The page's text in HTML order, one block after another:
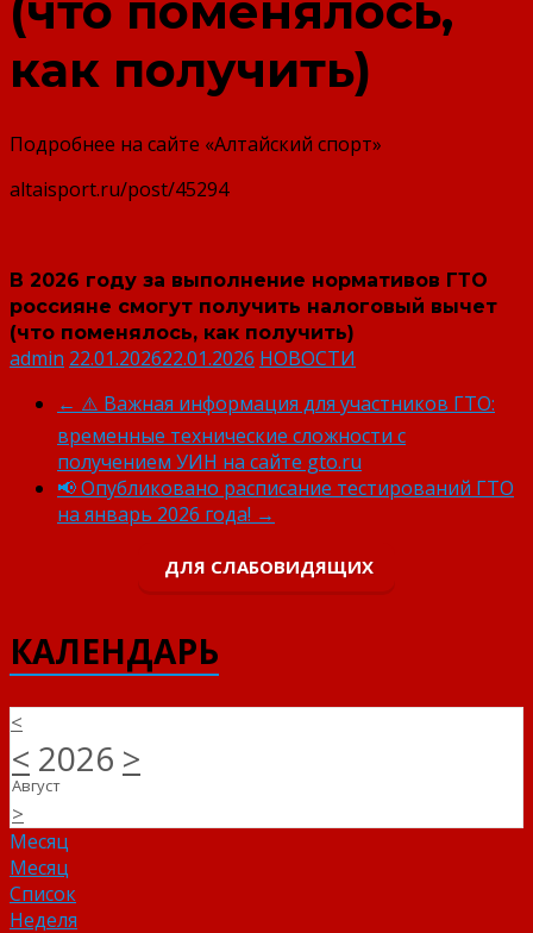
как получить)
Подробнее на сайте «Алтайский спорт»
altaisport.ru/post/45294
В 2026 году за выполнение нормативов ГТО
россияне смогут получить налоговый вычет
(что поменялось, как получить)
admin 22.01.202622.01.2026 НОВОСТИ
← ⚠️ Важная информация для участников ГТО:
временные технические сложности с
получением УИН на сайте gto.ru
📢 Опубликовано расписание тестирований ГТО
на январь 2026 года! →
ДЛЯ СЛАБОВИДЯЩИХ
КАЛЕНДАРЬ
<
< 2026 >
Август
>
Месяц
Месяц
Список
Неделя